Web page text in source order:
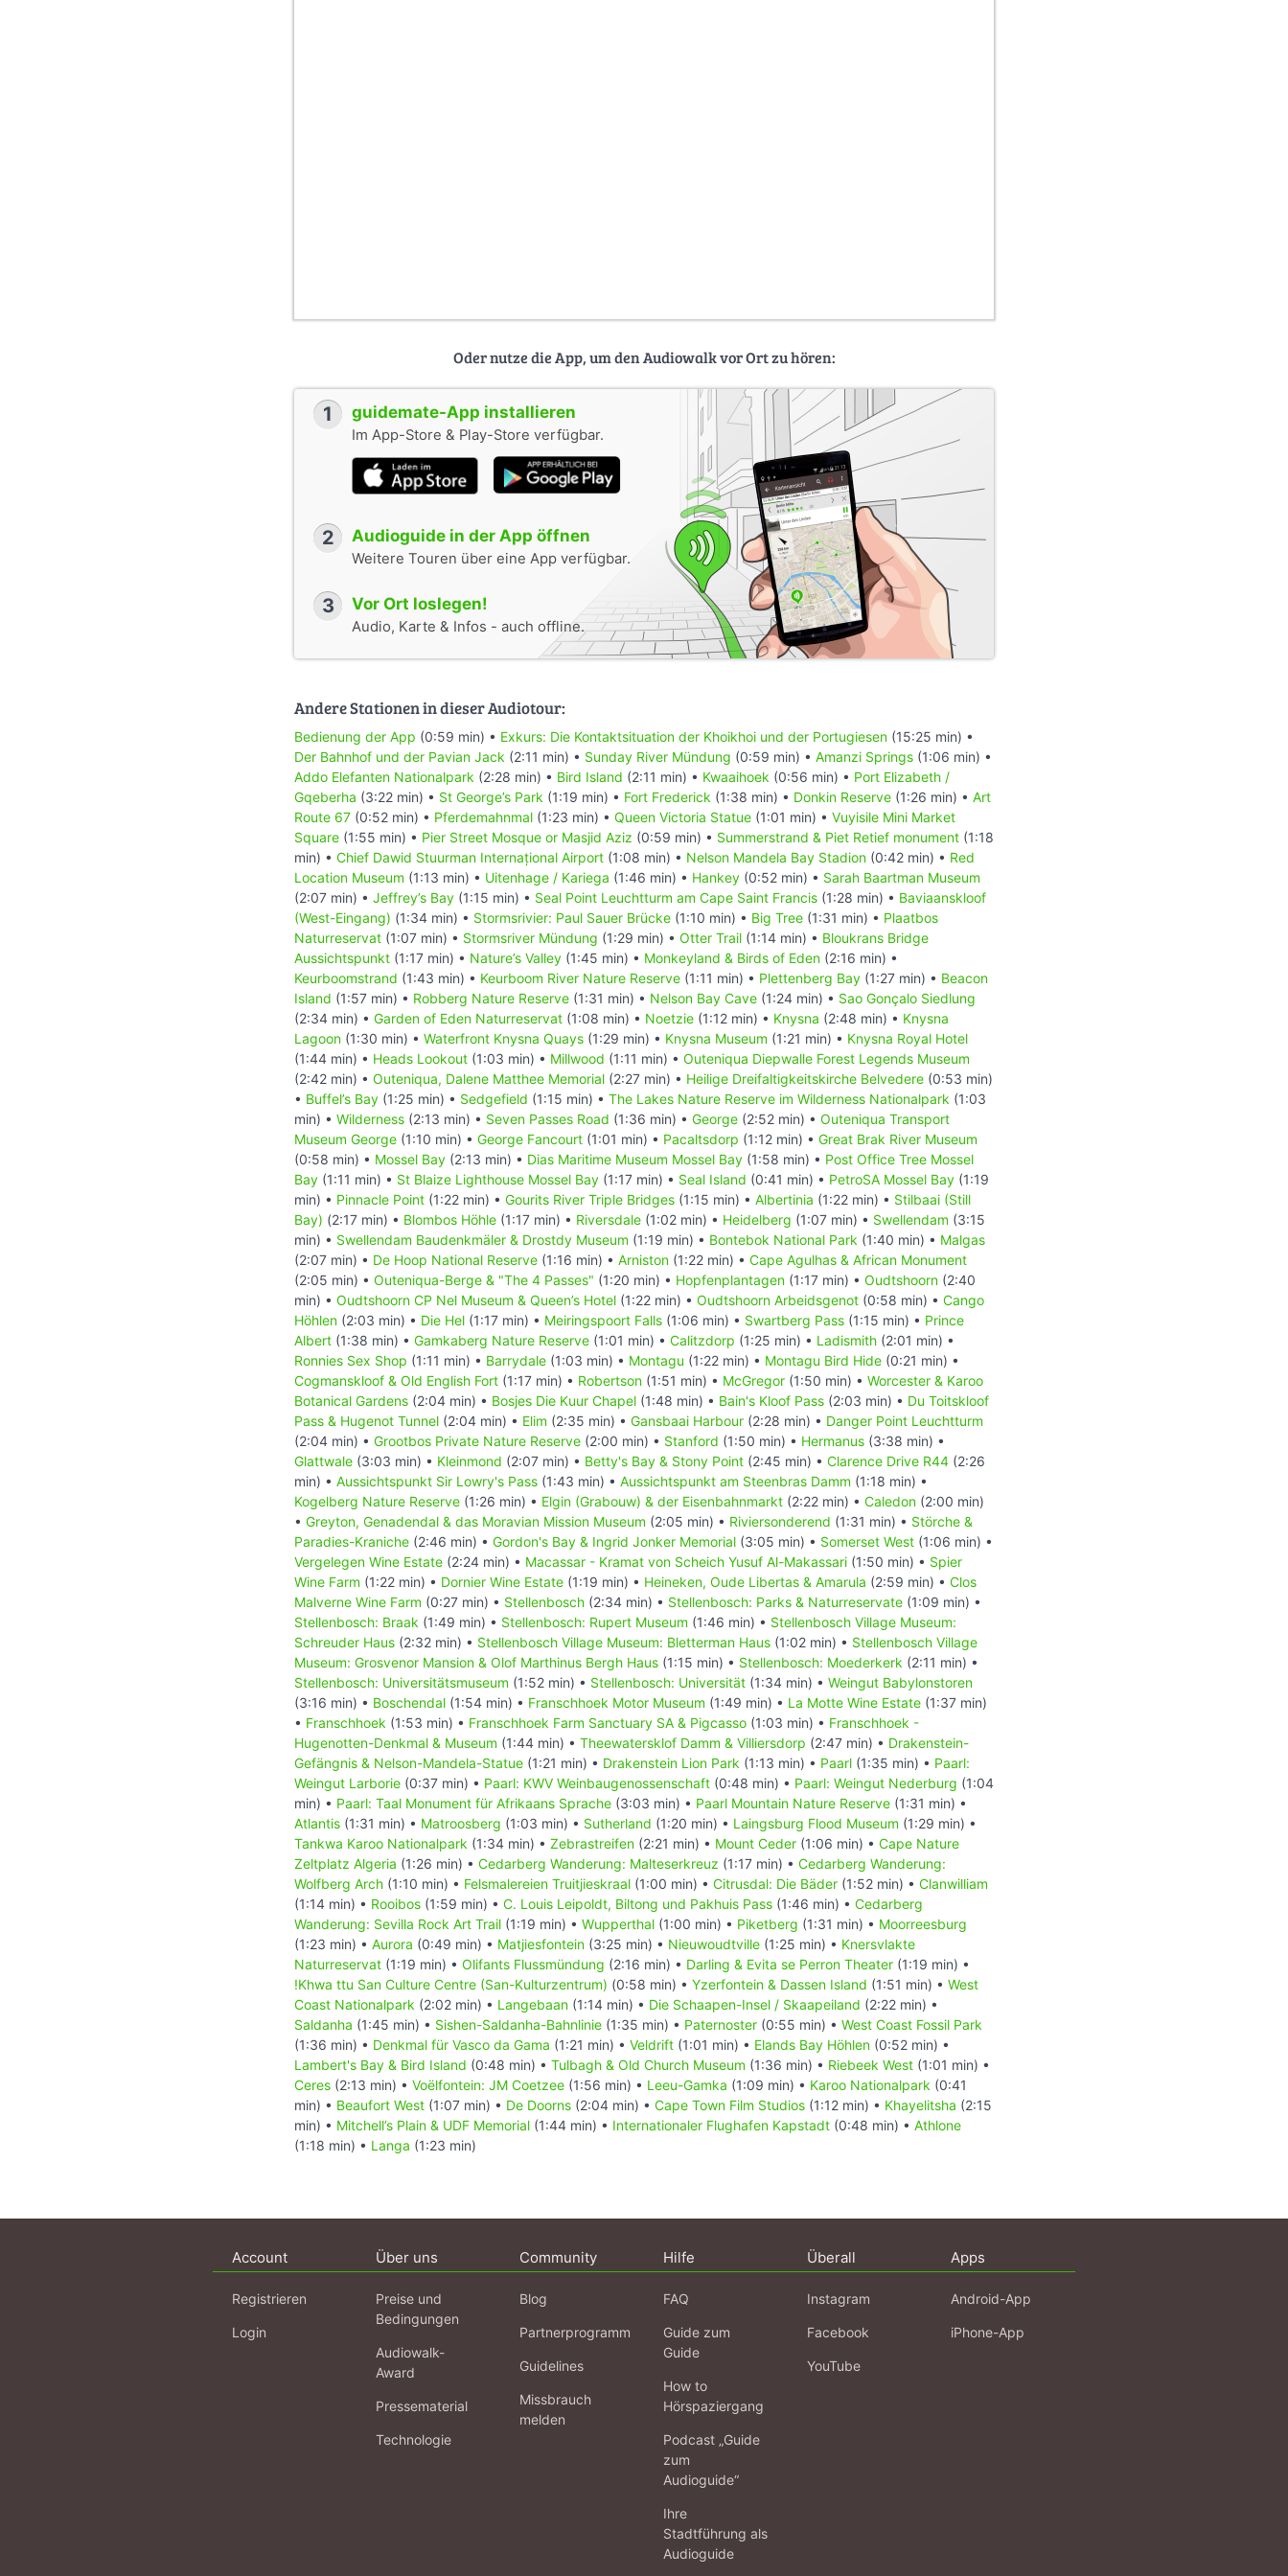
Oder nutze die App, um den Audiowalk vor Ort zu hören:
1 guidemate-App installieren
Im App-Store & Play-Store verfügbar.
2 Audioguide in der App öffnen
Weitere Touren über eine App verfügbar.
3 Vor Ort loslegen!
Audio, Karte & Infos - auch offline.
Andere Stationen in dieser Audiotour:
Bedienung der App (0:59 min) • Exkurs: Die Kontaktsituation der Khoikhoi und der Portugiesen (15:25 min) •
Der Bahnhof und der Pavian Jack (2:11 min) • Sunday River Mündung (0:59 min) • Amanzi Springs (1:06 min) •
Addo Elefanten Nationalpark (2:28 min) • Bird Island (2:11 min) • Kwaaihoek (0:56 min) • Port Elizabeth /
Gqeberha (3:22 min) • St George’s Park (1:19 min) • Fort Frederick (1:38 min) • Donkin Reserve (1:26 min) • Art
Route 67 (0:52 min) • Pferdemahnmal (1:23 min) • Queen Victoria Statue (1:01 min) • Vuyisile Mini Market
Square (1:55 min) • Pier Street Mosque or Masjid Aziz (0:59 min) • Summerstrand & Piet Retief monument (1:18
min) • Chief Dawid Stuurman Internațional Airport (1:08 min) • Nelson Mandela Bay Stadion (0:42 min) • Red
Location Museum (1:13 min) • Uitenhage / Kariega (1:46 min) • Hankey (0:52 min) • Sarah Baartman Museum
(2:07 min) • Jeffrey’s Bay (1:15 min) • Seal Point Leuchtturm am Cape Saint Francis (1:28 min) • Baviaanskloof
(West-Eingang) (1:34 min) • Stormsrivier: Paul Sauer Brücke (1:10 min) • Big Tree (1:31 min) • Plaatbos
Naturreservat (1:07 min) • Stormsriver Mündung (1:29 min) • Otter Trail (1:14 min) • Bloukrans Bridge
Aussichtspunkt (1:17 min) • Nature’s Valley (1:45 min) • Monkeyland & Birds of Eden (2:16 min) •
Keurboomstrand (1:43 min) • Keurboom River Nature Reserve (1:11 min) • Plettenberg Bay (1:27 min) • Beacon
Island (1:57 min) • Robberg Nature Reserve (1:31 min) • Nelson Bay Cave (1:24 min) • Sao Gonçalo Siedlung
(2:34 min) • Garden of Eden Naturreservat (1:08 min) • Noetzie (1:12 min) • Knysna (2:48 min) • Knysna
Lagoon (1:30 min) • Waterfront Knysna Quays (1:29 min) • Knysna Museum (1:21 min) • Knysna Royal Hotel
(1:44 min) • Heads Lookout (1:03 min) • Millwood (1:11 min) • Outeniqua Diepwalle Forest Legends Museum
(2:42 min) • Outeniqua, Dalene Matthee Memorial (2:27 min) • Heilige Dreifaltigkeitskirche Belvedere (0:53 min)
• Buffel’s Bay (1:25 min) • Sedgefield (1:15 min) • The Lakes Nature Reserve im Wilderness Nationalpark (1:03
min) • Wilderness (2:13 min) • Seven Passes Road (1:36 min) • George (2:52 min) • Outeniqua Transport
Museum George (1:10 min) • George Fancourt (1:01 min) • Pacaltsdorp (1:12 min) • Great Brak River Museum
(0:58 min) • Mossel Bay (2:13 min) • Dias Maritime Museum Mossel Bay (1:58 min) • Post Office Tree Mossel
Bay (1:11 min) • St Blaize Lighthouse Mossel Bay (1:17 min) • Seal Island (0:41 min) • PetroSA Mossel Bay (1:19
min) • Pinnacle Point (1:22 min) • Gourits River Triple Bridges (1:15 min) • Albertinia (1:22 min) • Stilbaai (Still
Bay) (2:17 min) • Blombos Höhle (1:17 min) • Riversdale (1:02 min) • Heidelberg (1:07 min) • Swellendam (3:15
min) • Swellendam Baudenkmäler & Drostdy Museum (1:19 min) • Bontebok National Park (1:40 min) • Malgas
(2:07 min) • De Hoop National Reserve (1:16 min) • Arniston (1:22 min) • Cape Agulhas & African Monument
(2:05 min) • Outeniqua-Berge & "The 4 Passes" (1:20 min) • Hopfenplantagen (1:17 min) • Oudtshoorn (2:40
min) • Oudtshoorn CP Nel Museum & Queen’s Hotel (1:22 min) • Oudtshoorn Arbeidsgenot (0:58 min) • Cango
Höhlen (2:03 min) • Die Hel (1:17 min) • Meiringspoort Falls (1:06 min) • Swartberg Pass (1:15 min) • Prince
Albert (1:38 min) • Gamkaberg Nature Reserve (1:01 min) • Calitzdorp (1:25 min) • Ladismith (2:01 min) •
Ronnies Sex Shop (1:11 min) • Barrydale (1:03 min) • Montagu (1:22 min) • Montagu Bird Hide (0:21 min) •
Cogmanskloof & Old English Fort (1:17 min) • Robertson (1:51 min) • McGregor (1:50 min) • Worcester & Karoo
Botanical Gardens (2:04 min) • Bosjes Die Kuur Chapel (1:48 min) • Bain's Kloof Pass (2:03 min) • Du Toitskloof
Pass & Hugenot Tunnel (2:04 min) • Elim (2:35 min) • Gansbaai Harbour (2:28 min) • Danger Point Leuchtturm
(2:04 min) • Grootbos Private Nature Reserve (2:00 min) • Stanford (1:50 min) • Hermanus (3:38 min) •
Glattwale (3:03 min) • Kleinmond (2:07 min) • Betty's Bay & Stony Point (2:45 min) • Clarence Drive R44 (2:26
min) • Aussichtspunkt Sir Lowry's Pass (1:43 min) • Aussichtspunkt am Steenbras Damm (1:18 min) •
Kogelberg Nature Reserve (1:26 min) • Elgin (Grabouw) & der Eisenbahnmarkt (2:22 min) • Caledon (2:00 min)
• Greyton, Genadendal & das Moravian Mission Museum (2:05 min) • Riviersonderend (1:31 min) • Störche &
Paradies-Kraniche (2:46 min) • Gordon's Bay & Ingrid Jonker Memorial (3:05 min) • Somerset West (1:06 min) •
Vergelegen Wine Estate (2:24 min) • Macassar - Kramat von Scheich Yusuf Al-Makassari (1:50 min) • Spier
Wine Farm (1:22 min) • Dornier Wine Estate (1:19 min) • Heineken, Oude Libertas & Amarula (2:59 min) • Clos
Malverne Wine Farm (0:27 min) • Stellenbosch (2:34 min) • Stellenbosch: Parks & Naturreservate (1:09 min) •
Stellenbosch: Braak (1:49 min) • Stellenbosch: Rupert Museum (1:46 min) • Stellenbosch Village Museum:
Schreuder Haus (2:32 min) • Stellenbosch Village Museum: Bletterman Haus (1:02 min) • Stellenbosch Village
Museum: Grosvenor Mansion & Olof Marthinus Bergh Haus (1:15 min) • Stellenbosch: Moederkerk (2:11 min) •
Stellenbosch: Universitätsmuseum (1:52 min) • Stellenbosch: Universität (1:34 min) • Weingut Babylonstoren
(3:16 min) • Boschendal (1:54 min) • Franschhoek Motor Museum (1:49 min) • La Motte Wine Estate (1:37 min)
• Franschhoek (1:53 min) • Franschhoek Farm Sanctuary SA & Pigcasso (1:03 min) • Franschhoek -
Hugenotten-Denkmal & Museum (1:44 min) • Theewatersklof Damm & Villiersdorp (2:47 min) • Drakenstein-
Gefängnis & Nelson-Mandela-Statue (1:21 min) • Drakenstein Lion Park (1:13 min) • Paarl (1:35 min) • Paarl:
Weingut Larborie (0:37 min) • Paarl: KWV Weinbaugenossenschaft (0:48 min) • Paarl: Weingut Nederburg (1:04
min) • Paarl: Taal Monument für Afrikaans Sprache (3:03 min) • Paarl Mountain Nature Reserve (1:31 min) •
Atlantis (1:31 min) • Matroosberg (1:03 min) • Sutherland (1:20 min) • Laingsburg Flood Museum (1:29 min) •
Tankwa Karoo Nationalpark (1:34 min) • Zebrastreifen (2:21 min) • Mount Ceder (1:06 min) • Cape Nature
Zeltplatz Algeria (1:26 min) • Cedarberg Wanderung: Malteserkreuz (1:17 min) • Cedarberg Wanderung:
Wolfberg Arch (1:10 min) • Felsmalereien Truitjieskraal (1:00 min) • Citrusdal: Die Bäder (1:52 min) • Clanwilliam
(1:14 min) • Rooibos (1:59 min) • C. Louis Leipoldt, Biltong und Pakhuis Pass (1:46 min) • Cedarberg
Wanderung: Sevilla Rock Art Trail (1:19 min) • Wupperthal (1:00 min) • Piketberg (1:31 min) • Moorreesburg
(1:23 min) • Aurora (0:49 min) • Matjiesfontein (3:25 min) • Nieuwoudtville (1:25 min) • Knersvlakte
Naturreservat (1:19 min) • Olifants Flussmündung (2:16 min) • Darling & Evita se Perron Theater (1:19 min) •
!Khwa ttu San Culture Centre (San-Kulturzentrum) (0:58 min) • Yzerfontein & Dassen Island (1:51 min) • West
Coast Nationalpark (2:02 min) • Langebaan (1:14 min) • Die Schaapen-Insel / Skaapeiland (2:22 min) •
Saldanha (1:45 min) • Sishen-Saldanha-Bahnlinie (1:35 min) • Paternoster (0:55 min) • West Coast Fossil Park
(1:36 min) • Denkmal für Vasco da Gama (1:21 min) • Veldrift (1:01 min) • Elands Bay Höhlen (0:52 min) •
Lambert's Bay & Bird Island (0:48 min) • Tulbagh & Old Church Museum (1:36 min) • Riebeek West (1:01 min) •
Ceres (2:13 min) • Voëlfontein: JM Coetzee (1:56 min) • Leeu-Gamka (1:09 min) • Karoo Nationalpark (0:41
min) • Beaufort West (1:07 min) • De Doorns (2:04 min) • Cape Town Film Studios (1:12 min) • Khayelitsha (2:15
min) • Mitchell’s Plain & UDF Memorial (1:44 min) • Internationaler Flughafen Kapstadt (0:48 min) • Athlone
(1:18 min) • Langa (1:23 min)
Account
Registrieren
Login
Über uns
Preise und
Bedingungen
Audiowalk-
Award
Pressematerial
Technologie
Community
Blog
Partnerprogramm
Guidelines
Missbrauch
melden
Hilfe
FAQ
Guide zum
Guide
How to
Hörspaziergang
Podcast „Guide
zum
Audioguide“
Ihre
Stadtführung als
Audioguide
Überall
Instagram
Facebook
YouTube
Apps
Android-App
iPhone-App